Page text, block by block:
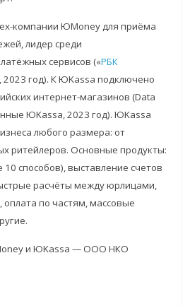
компании ЮMoney для приёма
лидер среди
сервисов («РБК
2023 год). К ЮKassa подключено
интернет-магазинов (Data
ЮKassa, 2023 год). ЮKassa
любого размера: от
ритейлеров. Основные продукты:
способов), выставление счетов
расчёты между юрлицами,
по частям, массовые
и ЮKassa — ООО НКО